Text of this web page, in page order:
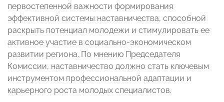
первостепенной важности формирования
эффективной системы наставничества, способной
раскрыть потенциал молодежи и стимулировать ее
активное участие в социально-экономическом
развитии региона. По мнению Председателя
Комиссии, наставничество должно стать ключевым
инструментом профессиональной адаптации и
карьерного роста молодых специалистов.